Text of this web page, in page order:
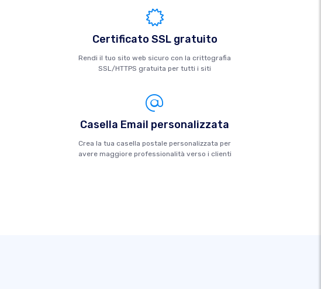
Certificato SSL gratuito
Rendi il tuo sito web sicuro con la crittografia
SSL/HTTPS gratuita per tutti i siti
Casella Email personalizzata
Crea la tua casella postale personalizzata per
avere maggiore professionalità verso i clienti